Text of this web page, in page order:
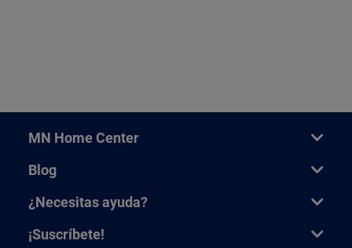
MN Home Center
Blog
¿Necesitas ayuda?
¡Suscríbete!